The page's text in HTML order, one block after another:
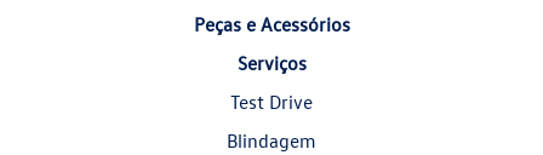
Peças e Acessórios
Serviços
Test Drive
Blindagem